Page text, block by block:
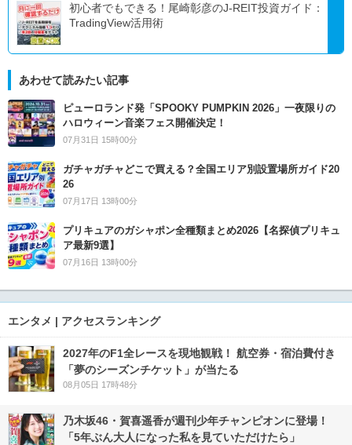
初心者でもできる！尾崎彰彦のJ-REIT投資ガイド：
TradingView活用術
あわせて読みたい記事
ピューロランド発「SPOOKY PUMPKIN 2026」一夜限りの
ハロウィーン音楽フェス開催決定！
07月31日 15時00分
ガチャガチャどこで買える？全国エリア別設置場所ガイド20
26
07月17日 13時00分
プリキュアのガシャポン全種類まとめ2026【名探偵プリキュ
ア最新9選】
07月16日 13時00分
エンタメ | アクセスランキング
2027年のF1全レースを現地観戦！ 航空券・宿泊費付き
「夢のシーズンチケット」が当たる
08月05日 17時48分
乃木坂46・賀喜遥香が週刊少年チャンピオンに登場！
「5年ぶん大人になった私を見ていただけたら」